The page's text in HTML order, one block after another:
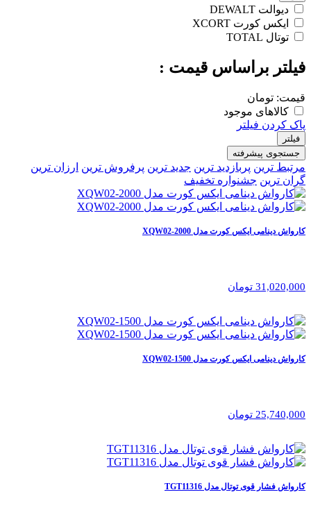
دیوالت DEWALT
ایکس کورت XCORT
توتال TOTAL
فیلتر براساس قیمت :
قیمت: تومان
کالاهای موجود
پاک کردن فیلتر
فیلتر
جستجوی پیشرفته
مرتبط ترین پربازدید ترین جدید ترین پرفروش ترین ارزان ترین
گران ترین جشنواره تخفیف
کارواش دینامی ایکس کورت مدل XQW02-2000
31,020,000 تومان
کارواش دینامی ایکس کورت مدل XQW02-1500
25,740,000 تومان
کارواش فشار قوی توتال مدل TGT11316